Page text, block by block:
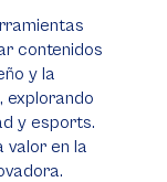
contenidos
y la
explorando
y esports.
valor en la